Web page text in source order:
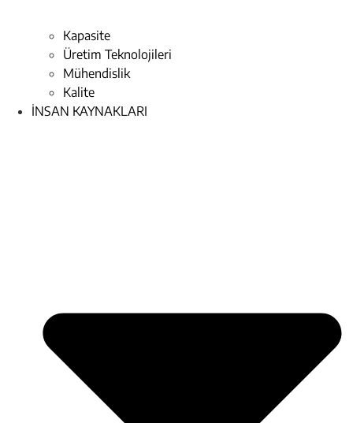
Kapasite
Üretim Teknolojileri
Mühendislik
Kalite
İNSAN KAYNAKLARI